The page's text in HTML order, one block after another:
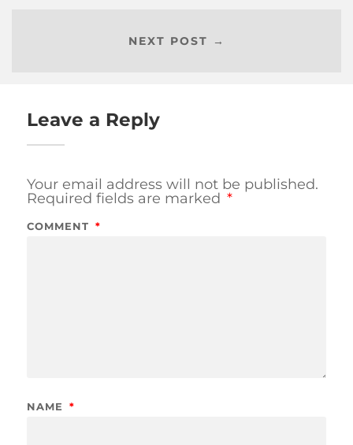
NEXT POST →
Leave a Reply
Your email address will not be published.
Required fields are marked *
COMMENT *
NAME *